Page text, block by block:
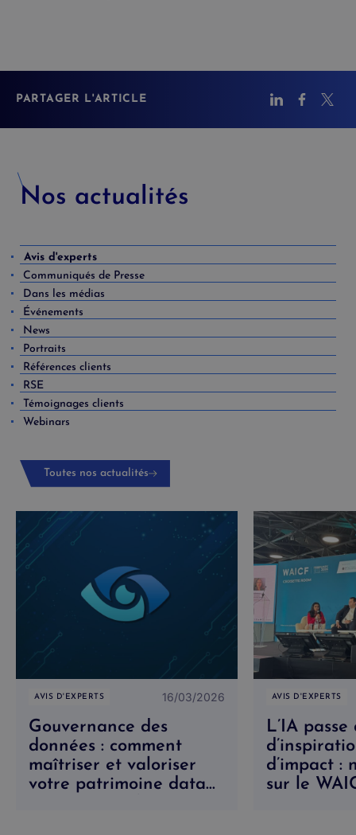
PARTAGER L'ARTICLE
Nos actualités
Avis d'experts
Communiqués de Presse
Dans les médias
Événements
News
Portraits
Références clients
RSE
Témoignages clients
Webinars
Toutes nos actualités
AVIS D'EXPERTS 16/03/2026
Gouvernance des
données : comment
maîtriser et valoriser
votre patrimoine data
AVIS D'EXPERTS
L’IA passe
d’impact :
sur le